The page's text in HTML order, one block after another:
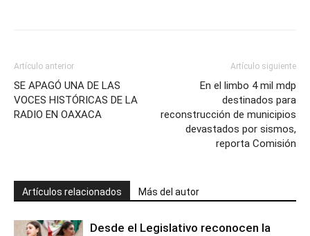
Artículo anterior
SE APAGÓ UNA DE LAS
VOCES HISTÓRICAS DE LA
RADIO EN OAXACA
Artículo siguiente
En el limbo 4 mil mdp
destinados para
reconstrucción de municipios
devastados por sismos,
reporta Comisión
Artículos relacionados Más del autor
Desde el Legislativo reconocen la